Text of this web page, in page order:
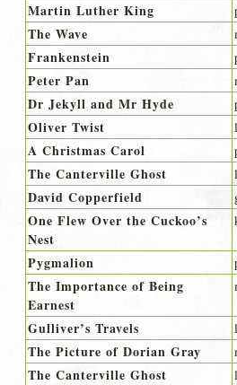
Martin Luther King
The Wave
Frankenstein
Peter Pan
Dr Jekyll and Mr Hyde
Oliver Twist
A Christmas Carol
The Canterville Ghost
David Copperfield
One Flew Over the Cuckoo’s
Nest
Pygmalion
The Importance of Being
Earnest
Gulliver’s Travels
The Picture of Dorian Gray
The Canterville Ghost